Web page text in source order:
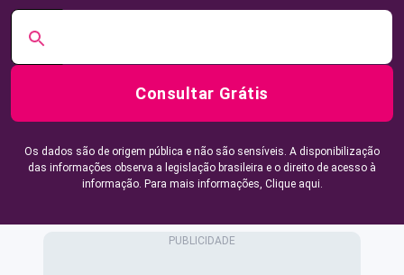
Consultar Grátis
Os dados são de origem pública e não são sensíveis. A disponibilização
das informações observa a legislação brasileira e o direito de acesso à
informação. Para mais informações, Clique aqui.